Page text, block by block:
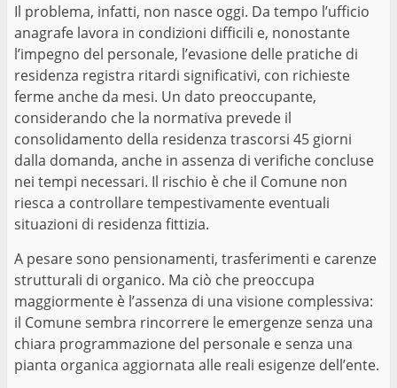
Il problema, infatti, non nasce oggi. Da tempo l’ufficio
anagrafe lavora in condizioni difficili e, nonostante
l’impegno del personale, l’evasione delle pratiche di
residenza registra ritardi significativi, con richieste
ferme anche da mesi. Un dato preoccupante,
considerando che la normativa prevede il
consolidamento della residenza trascorsi 45 giorni
dalla domanda, anche in assenza di verifiche concluse
nei tempi necessari. Il rischio è che il Comune non
riesca a controllare tempestivamente eventuali
situazioni di residenza fittizia.
A pesare sono pensionamenti, trasferimenti e carenze
strutturali di organico. Ma ciò che preoccupa
maggiormente è l’assenza di una visione complessiva:
il Comune sembra rincorrere le emergenze senza una
chiara programmazione del personale e senza una
pianta organica aggiornata alle reali esigenze dell’ente.